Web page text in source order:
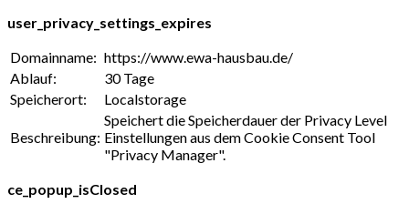
user_privacy_settings_expires
Domainname: https://www.ewa-hausbau.de/
Ablauf:
30 Tage
Speicherort:
Localstorage
Beschreibung:
Speichert die Speicherdauer der Privacy Level
Einstellungen aus dem Cookie Consent Tool
"Privacy Manager".
ce_popup_isClosed